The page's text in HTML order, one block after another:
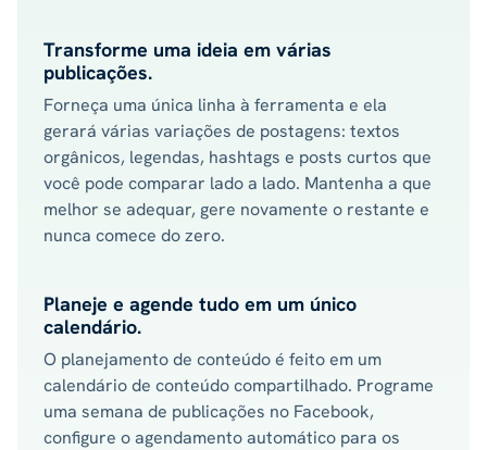
Transforme uma ideia em várias
publicações.
Forneça uma única linha à ferramenta e ela
gerará várias variações de postagens: textos
orgânicos, legendas, hashtags e posts curtos que
você pode comparar lado a lado. Mantenha a que
melhor se adequar, gere novamente o restante e
nunca comece do zero.
Planeje e agende tudo em um único
calendário.
O planejamento de conteúdo é feito em um
calendário de conteúdo compartilhado. Programe
uma semana de publicações no Facebook,
configure o agendamento automático para os